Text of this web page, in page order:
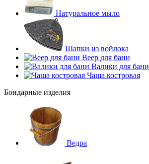
Натуральное мыло
Шапки из войлока
Веер для бани
Валики для бани
Чаша костровая
Бондарные изделия
Ведра